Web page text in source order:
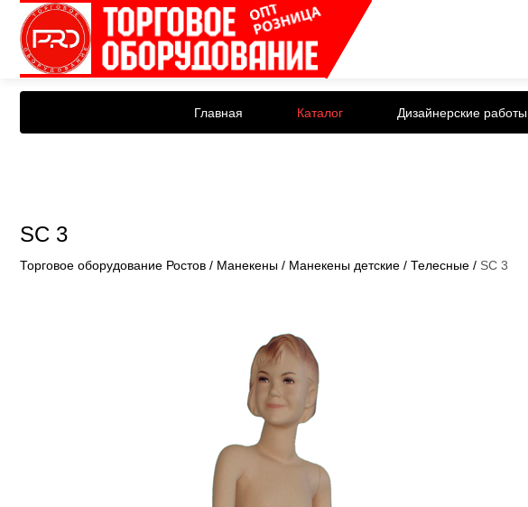
Главная Каталог Дизайнерские работы
SC 3
Торговое оборудование Ростов / Манекены / Манекены детские / Телесные / SC 3